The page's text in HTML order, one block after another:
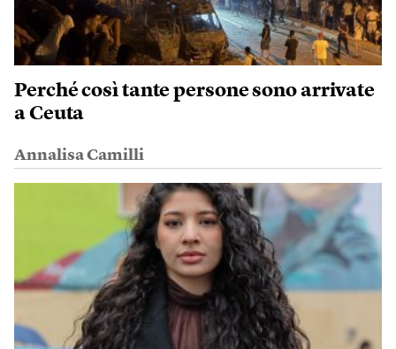
Perché così tante persone sono arrivate
a Ceuta
Annalisa Camilli